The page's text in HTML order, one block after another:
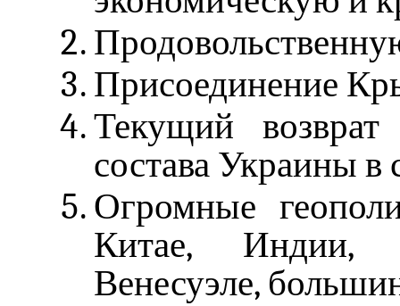
Присоединение
Текущий
состава Украины в
Огромные
Китае, Индии,
Венесуэле,